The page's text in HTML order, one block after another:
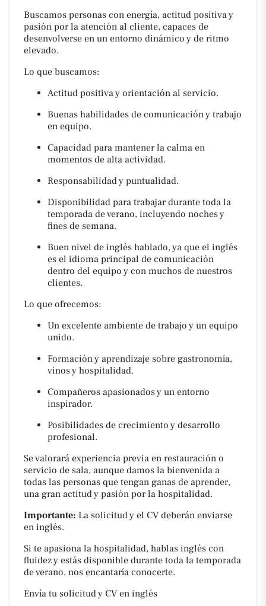
Buscamos personas con energía, actitud positiva y
pasión por la atención al cliente, capaces de
desenvolverse en un entorno dinámico y de ritmo
elevado.
Lo que buscamos:
Actitud positiva y orientación al servicio.
Buenas habilidades de comunicación y trabajo
en equipo.
Capacidad para mantener la calma en
momentos de alta actividad.
Responsabilidad y puntualidad.
Disponibilidad para trabajar durante toda la
temporada de verano, incluyendo noches y
fines de semana.
Buen nivel de inglés hablado, ya que el inglés
es el idioma principal de comunicación
dentro del equipo y con muchos de nuestros
clientes.
Lo que ofrecemos:
Un excelente ambiente de trabajo y un equipo
unido.
Formación y aprendizaje sobre gastronomía,
vinos y hospitalidad.
Compañeros apasionados y un entorno
inspirador.
Posibilidades de crecimiento y desarrollo
profesional.
Se valorará experiencia previa en restauración o
servicio de sala, aunque damos la bienvenida a
todas las personas que tengan ganas de aprender,
una gran actitud y pasión por la hospitalidad.
Importante: La solicitud y el CV deberán enviarse
en inglés.
Si te apasiona la hospitalidad, hablas inglés con
fluidez y estás disponible durante toda la temporada
de verano, nos encantaría conocerte.
Envía tu solicitud y CV en inglés